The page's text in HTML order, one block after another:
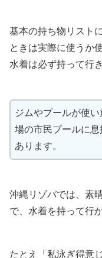
基本の持ち物リスト
ときは実際に使うか
水着は必ず持って行
ジムやプールが使
場の市民プールに
あります。
沖縄リゾバでは、素
で、水着を持って行
たとえ「私泳ぎ得意